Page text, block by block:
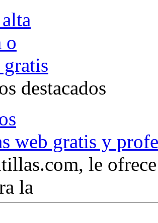
destacados
web gratis y
le
la